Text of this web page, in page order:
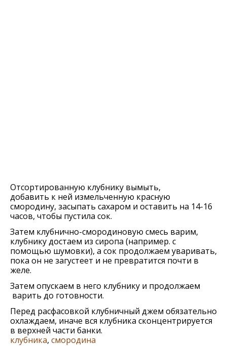
Отсортированную клубнику вымыть,
добавить к ней измельченную красную
смородину, засыпать сахаром и оставить на 14-16
часов, чтобы пустила сок.
Затем клубнично-смородиновую смесь варим,
клубнику достаем из сиропа (например. с
помощью шумовки), а сок продолжаем уваривать,
пока он не загустеет и не превратится почти в
желе.
Затем опускаем в него клубнику и продолжаем
варить до готовности.
Перед расфасовкой клубничный джем обязательно
охлаждаем, иначе вся клубника сконцентрируется
в верхней части банки.
клубника, смородина